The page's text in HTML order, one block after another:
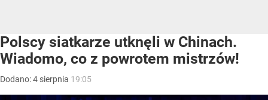
Polscy siatkarze utknęli w Chinach.
Wiadomo, co z powrotem mistrzów!
Dodano:4 sierpnia 19:05